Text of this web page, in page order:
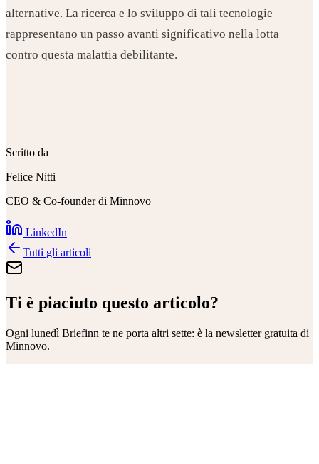
alternative. La ricerca e lo sviluppo di tali tecnologie
rappresentano un passo avanti significativo nella lotta
contro questa malattia debilitante.
Scritto da
Felice Nitti
CEO & Co-founder di Minnovo
LinkedIn
Tutti gli articoli
Ti è piaciuto questo articolo?
Ogni lunedì Briefinn te ne porta altri sette: è la newsletter gratuita di
Minnovo.